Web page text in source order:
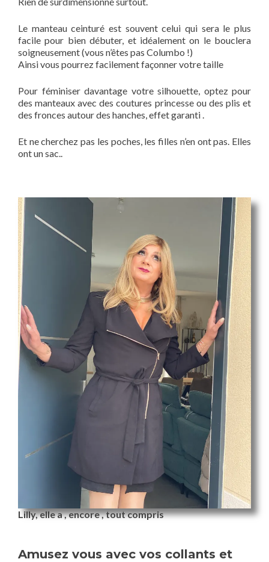
Le manteau ceinturé est souvent celui qui sera le plus
facile pour bien débuter, et idéalement on le bouclera
soigneusement (vous n’êtes pas Columbo !)
Ainsi vous pourrez facilement façonner votre taille
Pour féminiser davantage votre silhouette, optez pour
des manteaux avec des coutures princesse ou des plis et
des fronces autour des hanches, effet garanti .
Et ne cherchez pas les poches, les filles n’en ont pas. Elles
ont un sac..
Lilly, elle a , encore , tout compris
Amusez vous avec vos collants et